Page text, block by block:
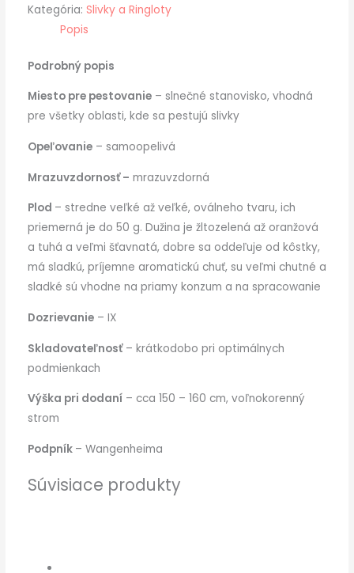
Kategória: Slivky a Ringloty
Popis
Podrobný popis
Miesto pre pestovanie– slnečné stanovisko, vhodná
pre všetky oblasti, kde sa pestujú slivky
Opeľovanie– samoopelivá
Mrazuvzdornosť – mrazuvzdorná
Plod – stredne veľké až veľké, oválneho tvaru, ich
priemerná je do 50 g. Dužina je žltozelená až oranžová
a tuhá a veľmi šťavnatá, dobre sa oddeľuje od kôstky,
má sladkú, príjemne aromatickú chuť, su veľmi chutné a
sladké sú vhodne na priamy konzum a na spracowanie
Dozrievanie– IX
Skladovateľnosť– krátkodobo pri optimálnych
podmienkach
Výška pri dodaní– cca 150 – 160 cm, voľnokorenný
strom
Podpník – Wangenheima
Súvisiace produkty